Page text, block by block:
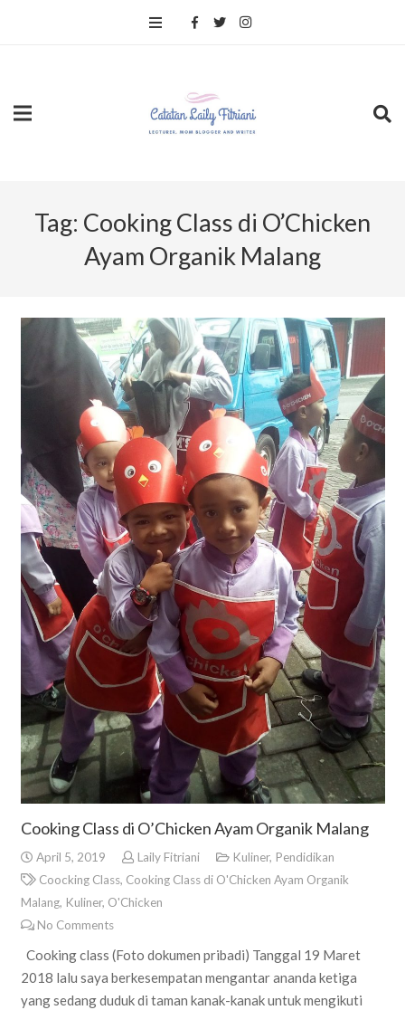
Tag: Cooking Class di O’Chicken
Ayam Organik Malang
Cooking Class di O’Chicken Ayam Organik Malang
April 5, 2019 Laily Fitriani Kuliner, Pendidikan
Coocking Class, Cooking Class di O'Chicken Ayam Organik
Malang, Kuliner, O'Chicken
No Comments
Cooking class (Foto dokumen pribadi) Tanggal 19 Maret
2018 lalu saya berkesempatan mengantar ananda ketiga
yang sedang duduk di taman kanak-kanak untuk mengikuti